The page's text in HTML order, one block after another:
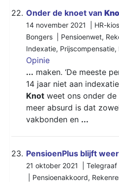
22. Onder de knoet van
14 november 2021 | HR-
Bongers | Pensioenwet,
Indexatie, Prijscompensatie,
Opinie
... maken. ‘De meeste
14 jaar niet aan
Knot weet ons onder
meer absurd is dat
vakbonden en ...
23. PensioenPlus blijft
21 oktober 2021 |
Pensioenakkoord,